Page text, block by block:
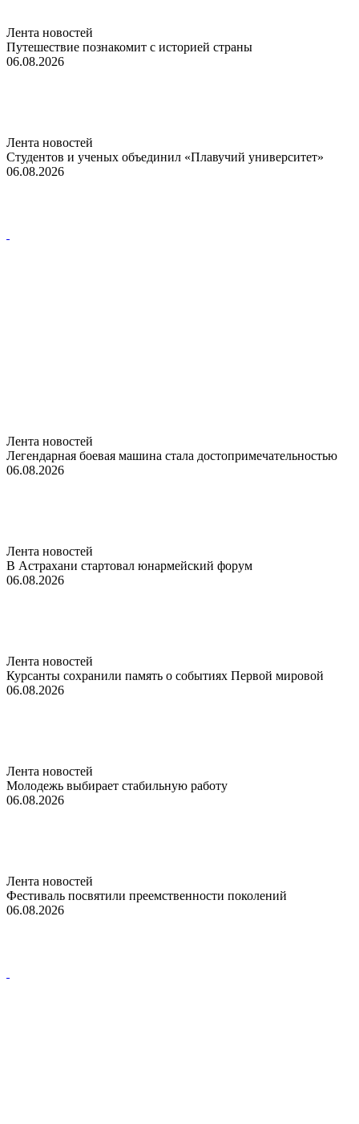
Лента новостей
Путешествие познакомит с историей страны
06.08.2026
Лента новостей
Студентов и ученых объединил «Плавучий университет»
06.08.2026
Лента новостей
Легендарная боевая машина стала достопримечательностью
06.08.2026
Лента новостей
В Астрахани стартовал юнармейский форум
06.08.2026
Лента новостей
Курсанты сохранили память о событиях Первой мировой
06.08.2026
Лента новостей
Молодежь выбирает стабильную работу
06.08.2026
Лента новостей
Фестиваль посвятили преемственности поколений
06.08.2026